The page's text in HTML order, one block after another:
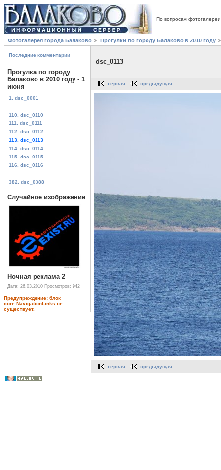
По вопросам
Фотогалерея города Балаково Прогулки по городу Балаково в 2010 году
Последние комментарии
Прогулка по городу
Балаково в 2010 году - 1
июня
1. dsc_0001
110. dsc_0110
111. dsc_0111
112. dsc_0112
113. dsc_0113
114. dsc_0114
115. dsc_0115
116. dsc_0116
382. dsc_0388
Случайное изображение
Ночная реклама 2
Дата: 26.03.2010 Просмотров: 942
Предупреждение: блок
core.NavigationLinks не
существует.
dsc_0113
первая предыдущая
первая предыдущая